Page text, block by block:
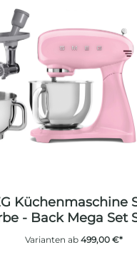
Küchenmaschine
- Back Mega Set
Varianten ab499,00 €*